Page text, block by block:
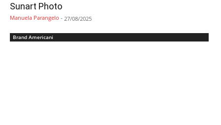
Sunart Photo
Manuela Parangelo - 27/08/2025
Brand Americani